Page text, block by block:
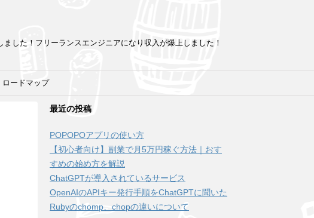
た！フリーランスエンジニアになり収入が爆上しました！
ロードマップ
最近の投稿
POPOPOアプリの使い方
【初心者向け】副業で月5万円稼ぐ方法｜おす
すめの始め方を解説
ChatGPTが導入されているサービス
OpenAIのAPIキー発行手順をChatGPTに聞いた
Rubyのchomp、chopの違いについて